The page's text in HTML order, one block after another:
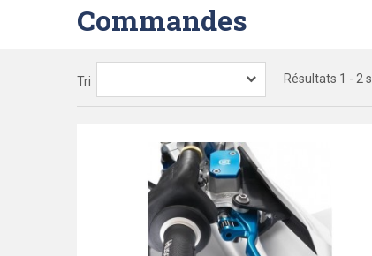
Commandes
Tri -- Résultats 1 - 2